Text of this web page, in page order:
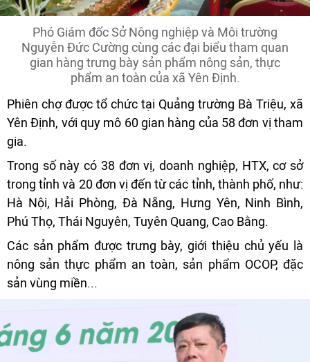
Phó Giám đốc Sở Nông nghiệp và Môi trường
Nguyễn Đức Cường cùng các đại biểu tham quan
gian hàng trưng bày sản phẩm nông sản, thực
phẩm an toàn của xã Yên Định.
Phiên chợ được tổ chức tại Quảng trường Bà Triệu, xã
Yên Định, với quy mô 60 gian hàng của 58 đơn vị tham
gia.
Trong số này có 38 đơn vị, doanh nghiệp, HTX, cơ sở
trong tỉnh và 20 đơn vị đến từ các tỉnh, thành phố, như:
Hà Nội, Hải Phòng, Đà Nẵng, Hưng Yên, Ninh Bình,
Phú Thọ, Thái Nguyên, Tuyên Quang, Cao Bằng.
Các sản phẩm được trưng bày, giới thiệu chủ yếu là
nông sản thực phẩm an toàn, sản phẩm OCOP, đặc
sản vùng miền...